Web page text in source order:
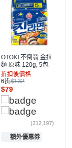
OTOKI 不倒翁 金拉
麵 原味 120g, 5包
折扣後價格
6折$132
$79
(212,197)
額外優惠券